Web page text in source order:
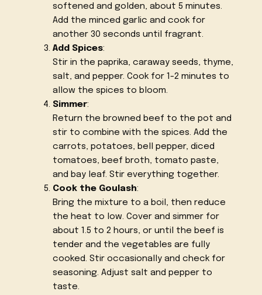
softened and golden, about 5 minutes.
Add the minced garlic and cook for
another 30 seconds until fragrant.
Add Spices:
Stir in the paprika, caraway seeds, thyme,
salt, and pepper. Cook for 1-2 minutes to
allow the spices to bloom.
Simmer:
Return the browned beef to the pot and
stir to combine with the spices. Add the
carrots, potatoes, bell pepper, diced
tomatoes, beef broth, tomato paste,
and bay leaf. Stir everything together.
Cook the Goulash:
Bring the mixture to a boil, then reduce
the heat to low. Cover and simmer for
about 1.5 to 2 hours, or until the beef is
tender and the vegetables are fully
cooked. Stir occasionally and check for
seasoning. Adjust salt and pepper to
taste.